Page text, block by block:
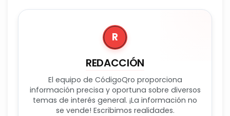
R
REDACCIÓN
El equipo de CódigoQro proporciona
información precisa y oportuna sobre diversos
temas de interés general. ¡La información no
se vende! Escribimos realidades.